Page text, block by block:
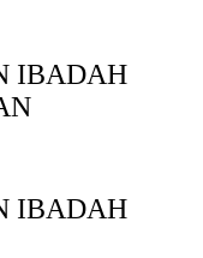
IBADAH
IBADAH